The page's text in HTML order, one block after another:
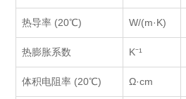
热导率 (20℃) W/(m·K)
热膨胀系数 K⁻¹
体积电阻率 (20℃) Ω·cm